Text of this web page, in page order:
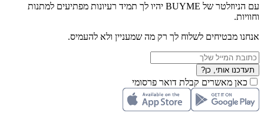
עם הניוזלטר של BUYME יהיו לך תמיד רעיונות מפתיעים למתנות
וחוויות.
אנחנו מבטיחים לשלוח לך רק מה שמעניין ולא להעמיס.
תעדכנו אותי, כן?
כאן מאשרים קבלת דואר פרסומי